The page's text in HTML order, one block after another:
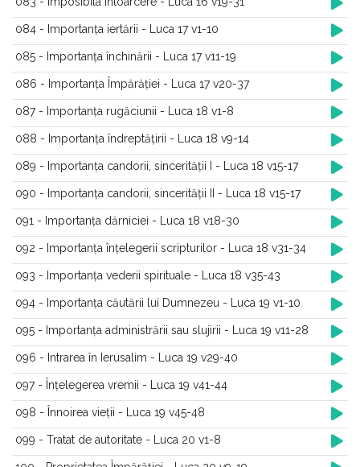
084 - Importanța iertării - Luca 17 v1-10
085 - Importanța închinării - Luca 17 v11-19
086 - Importanța Împărăției - Luca 17 v20-37
087 - Importanța rugăciunii - Luca 18 v1-8
088 - Importanța îndreptățirii - Luca 18 v9-14
089 - Importanța candorii, sincerității I - Luca 18 v15-17
090 - Importanța candorii, sincerității II - Luca 18 v15-17
091 - Importanța dărniciei - Luca 18 v18-30
092 - Importanța înțelegerii scripturilor - Luca 18 v31-34
093 - Importanța vederii spirituale - Luca 18 v35-43
094 - Importanța căutării lui Dumnezeu - Luca 19 v1-10
095 - Importanța administrării sau slujirii - Luca 19 v11-28
096 - Intrarea în Ierusalim - Luca 19 v29-40
097 - Înțelegerea vremii - Luca 19 v41-44
098 - Înnoirea vieții - Luca 19 v45-48
099 - Tratat de autoritate - Luca 20 v1-8